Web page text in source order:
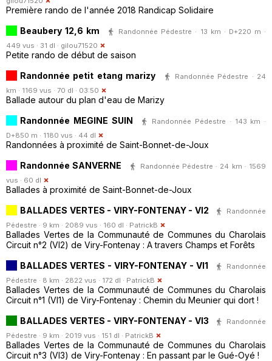
Première rando de l'année 2018 Randicap Solidaire
Beaubery 12,6 km
Randonnée Pédestre · 13 km · D+220 m ·
449 vus · 31 dl · gilou71520
Petite rando de début de saison
Randonnée petit etang marizy
Randonnée Pédestre · 24
km · 1169 vus · 70 dl · 03:50
Ballade autour du plan d'eau de Marizy
Randonnée MEGINE SUIN
Randonnée Pédestre · 143 km ·
D+850 m · 1180 vus · 44 dl
Randonnées à proximité de Saint-Bonnet-de-Joux
Randonnée SANVERNE
Randonnée Pédestre · 24 km · 1569
vus · 60 dl
Ballades à proximité de Saint-Bonnet-de-Joux
BALLADES VERTES - VIRY-FONTENAY - VI2
Randonnée
Pédestre · 9 km · 2089 vus · 160 dl · PatrickB
Ballades Vertes de la Communauté de Communes du Charolais
Circuit n°2 (VI2) de Viry-Fontenay : A travers Champs et Forêts
BALLADES VERTES - VIRY-FONTENAY - VI1
Randonnée
Pédestre · 8 km · 2822 vus · 172 dl · PatrickB
Ballades Vertes de la Communauté de Communes du Charolais
Circuit n°1 (VI1) de Viry-Fontenay : Chemin du Meunier qui dort !
BALLADES VERTES - VIRY-FONTENAY - VI3
Randonnée
Pédestre · 9 km · 2019 vus · 151 dl · PatrickB
Ballades Vertes de la Communauté de Communes du Charolais
Circuit n°3 (VI3) de Viry-Fontenay : En passant par le Gué-Oyé !